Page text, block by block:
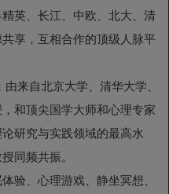
英、长江、中欧、北大、清
享，互相合作的顶级人脉平
来自北京大学、清华大学、
和顶尖国学大师和心理专家
研究与实践领域的最高水
同频共振。
验、心理游戏、静坐冥想、